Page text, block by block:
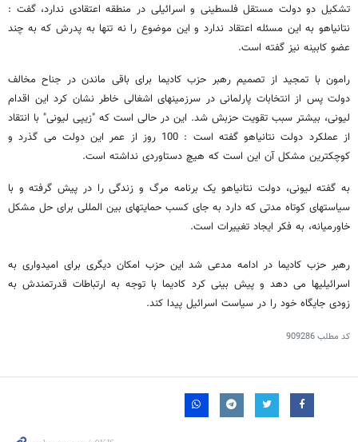
تشکیل دو دولت مستقل فلسطینی و اسرائیلی در منطقه اعتقادی ندارد، گفت :
نتانیاهو به این مسئله اعتقاد ندارد و این موضوع را نه تنها به پدرش که به چند
عضو کابینه نیز گفته است.
رامون با تمجید از تصمیم رهبر حزب کادیما برای باقی ماندن در جناح مخالف
دولت پس از انتخابات پارلمانی در سرزمینهای اشغالی خاطر نشان کرد این اقدام
لیونی، بیشتر سبب تقویت حزبش شد. این در حالی است که "زیپی لیونی" با انتقاد
از عملکرد دولت نتانیاهو گفته است : 100 روز از عمر این دولت می گذرد و
کوچکترین مشکل آن این است که هیچ دستاوردی نداشته است.
به گفته لیونی، دولت نتانیاهو یک برنامه مرگ و زندگی را در پیش گرفته و با
سیاستهای کوتاه مدتی که دارد به جای کسب حمایتهای بین المللی برای حل مشکل
خاورمیانه، به فکر ایجاد تغییرات است.
رهبر حزب کادیما در ادامه مدعی شد این حزب امکان دیگری برای امیدواری به
اسرائیلیها می دهد و پیش بینی کرد کادیما با توجه به ارتباطات قدرتمندش به
زودی جایگاه خود را در سیاست اسرائیل پیدا کند.
کد مطلب909286